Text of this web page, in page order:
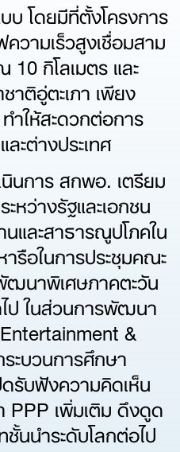
บ โดยมีที่ตั้งโครงการ
วามเร็วสูงเชื่อมสาม
กิโลเมตร และ
ติอู่ตะเภา เพียง
ำให้สะดวกต่อการ
ะต่างประเทศ
นินการ สกพอ. เตรียม
ว่างรัฐและเอกชน
และสาธารณูปโภคใน
รือในการประชุมคณะ
ฒนาพิเศษภาคตะวัน
ป ในส่วนการพัฒนา
&
ะบวนการศึกษา
ดรับฟังความคิดเห็น
เพิ่มเติม ดึงดูด
นนำระดับโลกต่อไป